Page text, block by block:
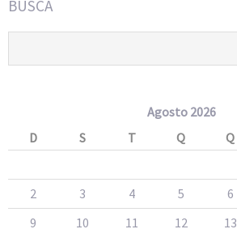
BUSCA
Agosto 2026
D
S T Q Q
2
3 4 5 6
9
10 11 12 13